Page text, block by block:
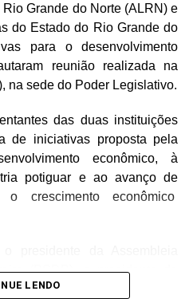
local.
destaque com o início
que celebra dez anos de
ao combate à violência contra
dar visibilidade aos dados de
a rede de proteção foi
legislativas mencionadas
restrição à publicidade de
em espaços públicos e o
culturais e botânicas,
à infraestrutura hídrica em
Grande do Norte (ALRN) e
do Estado do Rio Grande do
para o desenvolvimento
reunião realizada na
na sede do Poder Legislativo.
das duas instituições
de iniciativas proposta pela
econômico, à
potiguar e ao avanço de
crescimento econômico
(PSDB), o presidente da
além de representantes de
LENDO